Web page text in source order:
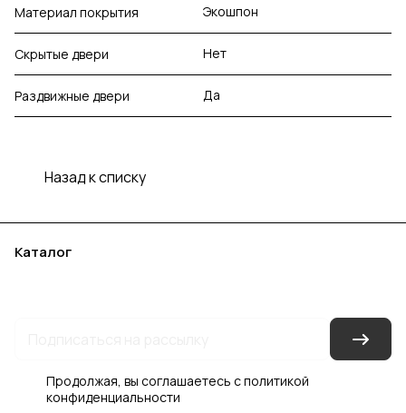
Материал покрытия Экошпон
Скрытые двери Нет
Раздвижные двери Да
Назад к списку
Каталог
Продолжая, вы соглашаетесь сполитикой
конфиденциальности